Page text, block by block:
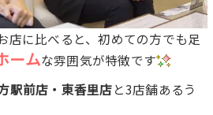
店に比べると、初めての方でも足
ームな雰囲気が特徴です
駅前店・東香里店と3店舗あるう